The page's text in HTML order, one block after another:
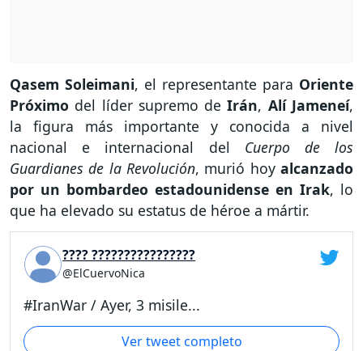
Qasem Soleimani, el representante para Oriente
Próximo del líder supremo deIrán, Alí Jameneí,
la figura más importante y conocida a nivel
nacional e internacional del Cuerpo de los
Guardianes de la Revolución, murió hoyalcanzado
por un bombardeo estadounidense en Irak, lo
que ha elevado su estatus de héroe a mártir.
???? ????????????????
@ElCuervoNica
#IranWar / Ayer, 3 misile...
Ver tweet completo